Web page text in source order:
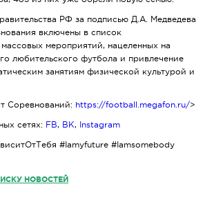
РФ за подписью Д.А. Медведева
включены в список
мероприятий, нацеленных на
любительского футбола и привлечение
занятиям физической культурой и
Соревнований: https://football.megafon.ru/>
сетях: FB, ВК, Instagram
#Iamyfuture #Iamsomebody
НОВОСТЕЙ